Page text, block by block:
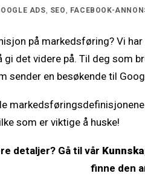
ADS, SEO , FACEBOOK-
på markedsføring? Vi
gi det videre på. Til deg som
sender en besøkende til
som er viktige å huske!
detaljer? Gå til vår
finne den